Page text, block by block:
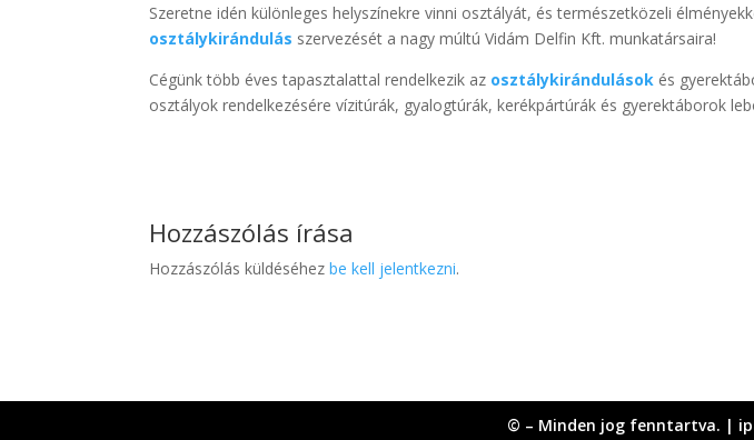
Szeretne idén különleges helyszínekre vinni osztályát, és természetközeli
osztálykirándulás szervezését a nagy múltú Vidám Delfin Kft. munkatársaira!
Cégünk több éves tapasztalattal rendelkezik az osztálykirándulások és
osztályok rendelkezésére vízitúrák, gyalogtúrák, kerékpártúrák és gyerektáborok
Hozzászólás írása
Hozzászólás küldéséhezbe kell jelentkezni.
© – Minden jog fenntartva. |